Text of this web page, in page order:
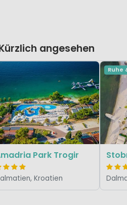
angesehen
Park Trogir
Kroatien
Ruhe